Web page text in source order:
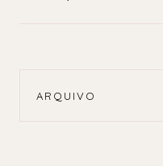
ARQUIVO